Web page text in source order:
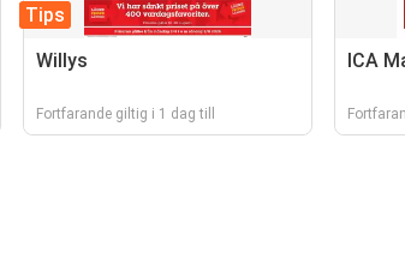
Tips
Willys
Fortfarande giltig i 1 dag till
ICA